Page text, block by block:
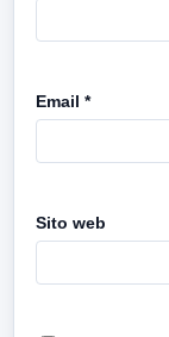
Email *
Sito web